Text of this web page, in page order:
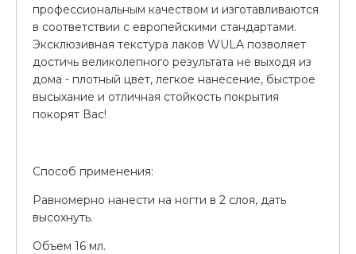
профессиональным качеством и изготавливаются
в соответствии с европейскими стандартами.
Эксклюзивная текстура лаков WULA позволяет
достичь великолепного результата не выходя из
дома - плотный цвет, легкое нанесение, быстрое
высыхание и отличная стойкость покрытия
покорят Вас!
Способ применения:
Равномерно нанести на ногти в 2 слоя, дать
высохнуть.
Объем 16 мл.